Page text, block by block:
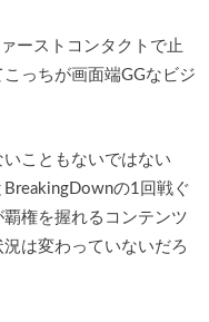
ーストコンタクトで止
っちが画面端GGなビジ
こともないではない
の1回戦ぐ
権を握れるコンテンツ
は変わっていないだろ